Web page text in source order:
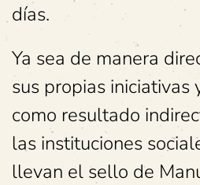
días.
Ya sea de manera
sus propias iniciativas
como resultado
las instituciones
llevan el sello de